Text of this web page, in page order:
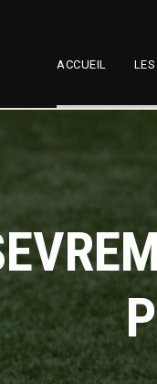
ACCUEIL